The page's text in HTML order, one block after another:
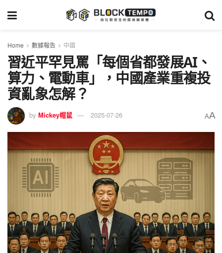
Home 數據報告 中國
習近平罕見罵「每個省都發展AI、
算力、電動車」，中國產業重複投
資亂象怎解？
by Mickey帽鼠 2025-07-26 AA